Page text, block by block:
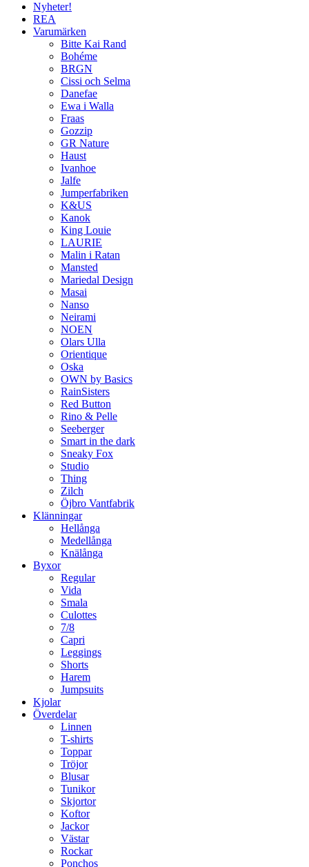
Nyheter!
REA
Varumärken
Bitte Kai Rand
Bohéme
BRGN
Cissi och Selma
Danefae
Ewa i Walla
Fraas
Gozzip
GR Nature
Haust
Ivanhoe
Jalfe
Jumperfabriken
K&US
Kanok
King Louie
LAURIE
Malin i Ratan
Mansted
Mariedal Design
Masai
Nanso
Neirami
NOEN
Olars Ulla
Orientique
Oska
OWN by Basics
RainSisters
Red Button
Rino & Pelle
Seeberger
Smart in the dark
Sneaky Fox
Studio
Thing
Zilch
Öjbro Vantfabrik
Klänningar
Hellånga
Medellånga
Knälånga
Byxor
Regular
Vida
Smala
Culottes
7/8
Capri
Leggings
Shorts
Harem
Jumpsuits
Kjolar
Överdelar
Linnen
T-shirts
Toppar
Tröjor
Blusar
Tunikor
Skjortor
Koftor
Jackor
Västar
Rockar
Ponchos